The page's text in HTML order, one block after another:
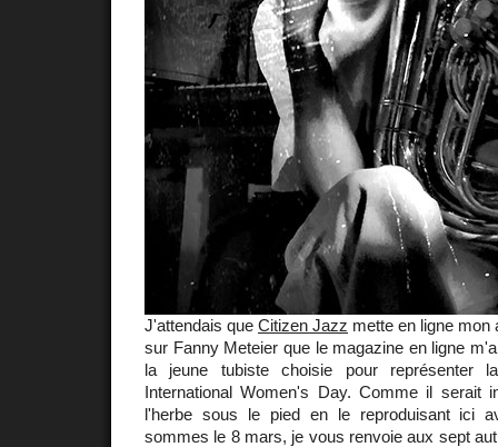
J'attendais que Citizen Jazz mette en ligne mon
sur Fanny Meteier que le magazine en ligne
la jeune tubiste choisie pour représenter
International Women's Day. Comme il serait
l'herbe sous le pied en le reproduisant ici
sommes le 8 mars, je vous renvoie aux sept